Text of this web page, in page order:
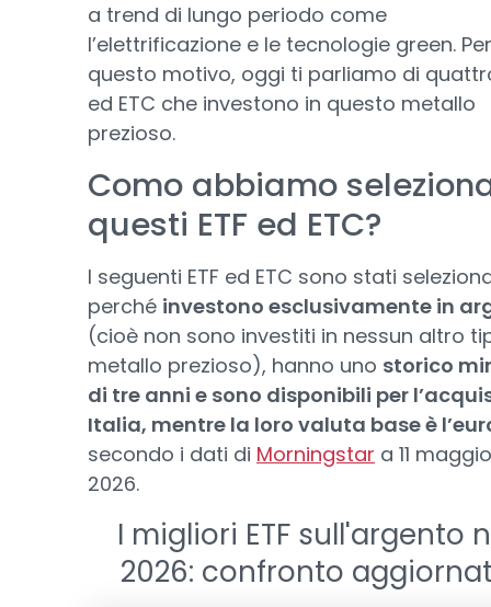
a trend di lungo periodo come
l’elettrificazione e le tecnologie green. Per
questo motivo, oggi ti parliamo di
ed ETC che investono in questo metallo
prezioso.
Como abbiamo
questi ETF ed ETC?
I seguenti ETF ed ETC sono stati
perché investono esclusivamente in
(cioè non sono investiti in nessun altro
metallo prezioso), hanno uno storico
di tre anni e sono disponibili per
Italia, mentre la loro valuta base è
secondo i dati di Morningstar a 11
2026.
I migliori ETF sull'argento
2026: confronto